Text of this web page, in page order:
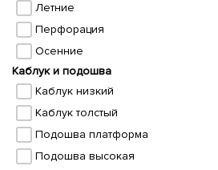
Летние
Перфорация
Осенние
Каблук и подошва
Каблук низкий
Каблук толстый
Подошва платформа
Подошва высокая